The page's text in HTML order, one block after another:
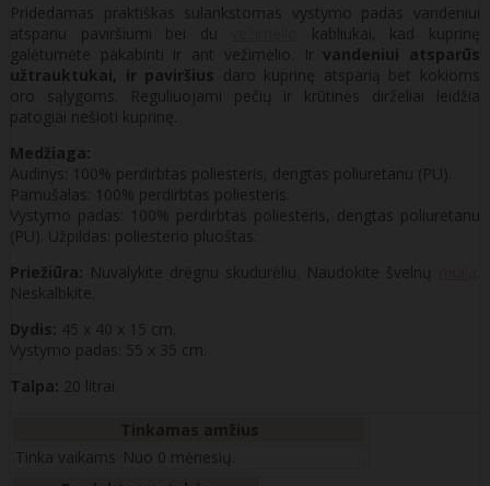
Pridedamas praktiškas sulankstomas vystymo padas vandeniui
atspariu paviršiumi bei du
kabliukai, kad kuprinę
galėtumėte pakabinti ir ant vežimėlio. Ir vandeniui atsparūs
užtrauktukai, ir paviršius daro kuprinę atsparią bet kokioms
oro sąlygoms. Reguliuojami pečių ir krūtinės dirželiai leidžia
patogiai nešioti kuprinę.
Medžiaga:
Audinys: 100% perdirbtas poliesteris, dengtas poliuretanu (PU).
Pamušalas: 100% perdirbtas poliesteris.
Vystymo padas: 100% perdirbtas poliesteris, dengtas poliuretanu
(PU). Užpildas: poliesterio pluoštas.
Priežiūra: Nuvalykite drėgnu skudurėliu. Naudokite švelnų
Neskalbkite.
Dydis: 45 x 40 x 15 cm.
Vystymo padas: 55 x 35 cm.
Talpa: 20 litrai.
Tinka vaikams Nuo 0 mėnesių.